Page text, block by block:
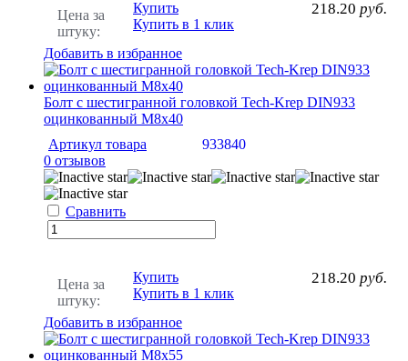
Цена за
штуку:
218.20 руб.
Купить
Купить в 1 клик
Добавить в избранное
Болт с шестигранной головкой Tech-Krep DIN933
оцинкованный М8х40
Артикул товара
933840
0 отзывов
Сравнить
Цена за
штуку:
218.20 руб.
Купить
Купить в 1 клик
Добавить в избранное